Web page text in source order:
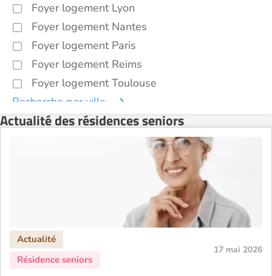
Foyer logement Lyon
Foyer logement Nantes
Foyer logement Paris
Foyer logement Reims
Foyer logement Toulouse
Recherche par ville
Actualité des résidences seniors
17 mai 2026